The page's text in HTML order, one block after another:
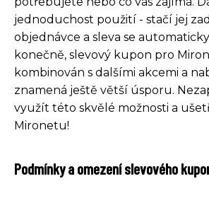
jednoduchost použití - stačí jej
objednávce a sleva se
konečně, slevový kupon pro
kombinován s dalšími akcemi a
znamená ještě větší úsporu.
využít této skvělé možnosti a
Mironetu!
Podmínky a omezení slevového